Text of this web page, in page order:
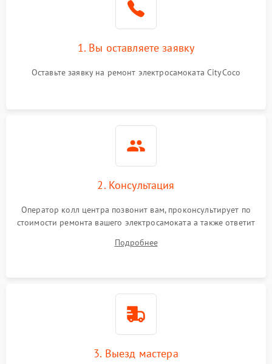
1. Вы оставляете заявку
Оставьте заявку на ремонт электросамоката CityCoco
2. Консультация
Оператор колл центра позвонит вам, проконсультирует по
стоимости ремонта вашего электросамоката а также ответит
Подробнее
3. Выезд мастера